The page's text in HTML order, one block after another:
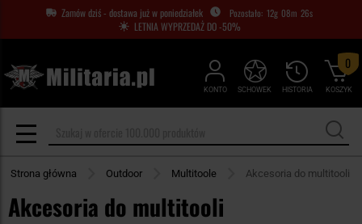
Zamów dziś - dostawa już w poniedziałek 12g 08m 25s
LETNIA WYPRZEDAŻ DO -50%
KONTO HISTORIA
SCHOWEK KOSZYK
0
Strona główna Outdoor Multitoole Akcesoria do multitooli
Akcesoria do multitooli